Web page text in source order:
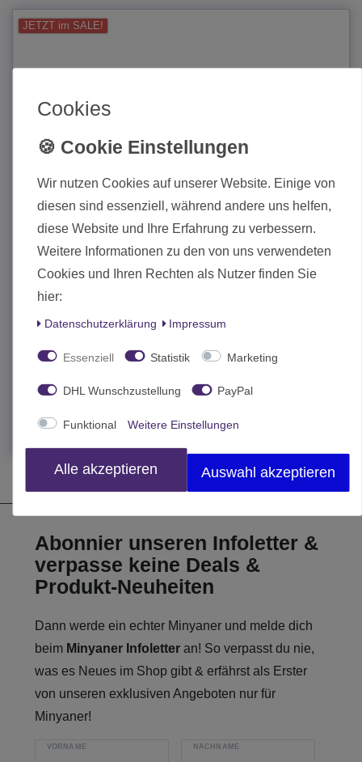
JETZT im SALE!
Abonnier unseren Infoletter &
verpasse keine Deals &
Produkt-Neuheiten
Dann werde ein echter Minyaner und melde dich
beim Minyaner Infoletter an! So verpasst du nie,
was es Neues im Shop gibt & erfährst als Erster
von unseren exklusiven Angeboten nur für
Minyaner!
VORNAME NACHNAME
Cookies
Wir nutzen Cookies auf unserer Website. Einige von
diesen sind essenziell, während andere uns helfen,
diese Website und Ihre Erfahrung zu verbessern.
Weitere Informationen zu den von uns verwendeten
Cookies und Ihren Rechten als Nutzer finden Sie
hier:
Daten­schutz­erklärung Impressum
Essenziell Statistik Marketing
DHL Wunschzustellung PayPal
Funktional Weitere Einstellungen
Alle akzeptieren Auswahl akzeptieren